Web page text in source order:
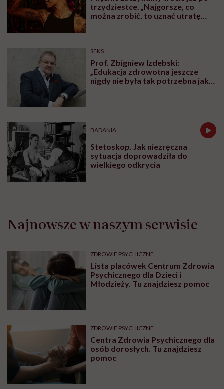
trzydziestce. „Najgorsze, co
można zrobić, to uznać utratę
SEKS
Prof. Zbigniew Izdebski:
„Edukacja zdrowotna jeszcze
nigdy nie była tak potrzebna jak
BADANIA
Stetoskop. Jak niezręczna
sytuacja doprowadziła do
wielkiego odkrycia
Najnowsze w naszym serwisie
ZDROWIE PSYCHICZNE
Lista placówek Centrum Zdrowia
Psychicznego dla Dzieci i
Młodzieży. Tu znajdziesz pomoc
ZDROWIE PSYCHICZNE
Centra Zdrowia Psychicznego dla
osób dorosłych. Tu znajdziesz
pomoc